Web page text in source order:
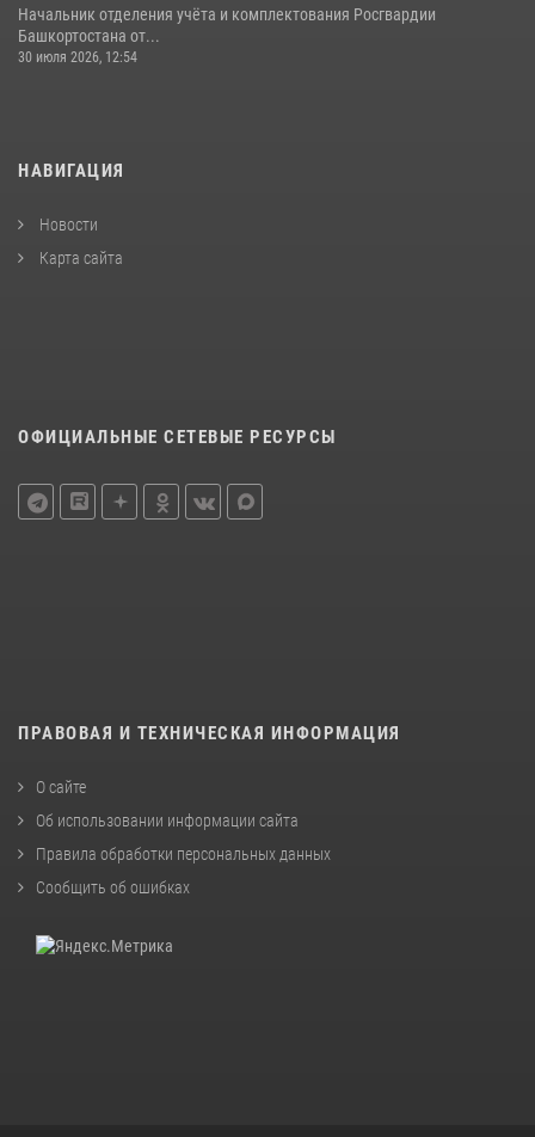
Начальник отделения учёта и комплектования Росгвардии
Башкортостана от...
30 июля 2026, 12:54
НАВИГАЦИЯ
Новости
Карта сайта
ОФИЦИАЛЬНЫЕ СЕТЕВЫЕ РЕСУРСЫ
ПРАВОВАЯ И ТЕХНИЧЕСКАЯ ИНФОРМАЦИЯ
О сайте
Об использовании информации сайта
Правила обработки персональных данных
Сообщить об ошибках